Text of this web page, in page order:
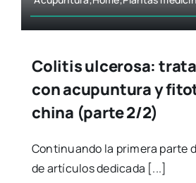
Colitis ulcerosa:
con acupuntura y
china (parte 2/2)
Continuando la primera parte
de artículos dedicada [...]